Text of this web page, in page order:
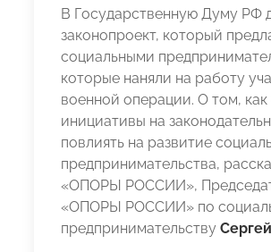
В Государственную Думу РФ
законопроект, который
социальными
которые наняли на работу
военной операции. О том,
инициативы на
повлиять на развитие
предпринимательства,
«ОПОРЫ РОССИИ»,
«ОПОРЫ РОССИИ» по
предпринимательству